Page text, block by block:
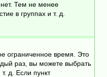
Тем не менее
в группах и т. д.
ограниченное время. Это
раз, вы можете выбрать
д. Если пункт